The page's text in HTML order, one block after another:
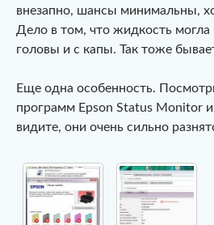
внезапно, шансы минимальны,
Дело в том, что жидкость могла
головы и с капы. Так тоже
Еще одна особенность.
программ Epson Status Monitor
видите, они очень сильно